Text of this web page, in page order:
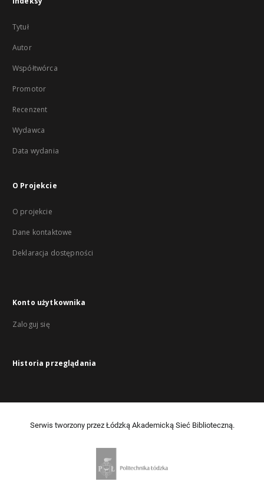
Tytuł
Autor
Współtwórca
Promotor
Recenzent
Wydawca
Data wydania
O Projekcie
O projekcie
Dane kontaktowe
Deklaracja dostępności
Konto użytkownika
Zaloguj się
Historia przeglądania
Serwis tworzony przez Łódzką Akademicką Sieć Biblioteczną.